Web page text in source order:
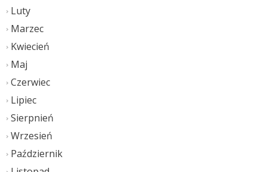
Luty
Marzec
Kwiecień
Maj
Czerwiec
Lipiec
Sierpnień
Wrzesień
Październik